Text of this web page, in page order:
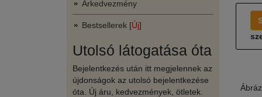
Árkedvezmény
Bestsellerek [Új]
Utolsó látogatása óta
Bejelentkezés után itt megjelennek az
újdonságok az utolsó bejelentkezése
óta. Új áru, kedvezmények, ötletek.